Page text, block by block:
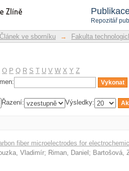
Repozitář
Článek ve sborníku → Fakulta
O P Q R S T U V W X Y Z
Řazení: Výsledky:
fiber microelectrodes for
Vladimír; Riman, Daniel ; Bartošová,